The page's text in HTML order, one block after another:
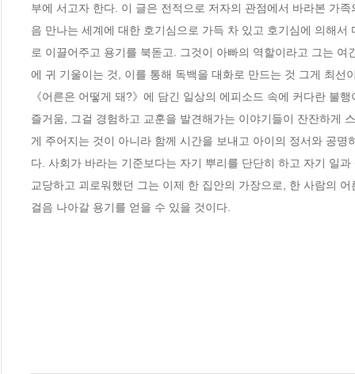
부에 서고자 한다. 이 글은 전적으로 저자의 관점에서 바라본 가
음 만나는 세계에 대한 호기심으로 가득 차 있고 호기심에 의해
로 이끌어주고 용기를 북돋고. 그것이 아빠의 역할이라고 그는
에 귀 기울이는 것, 이를 통해 독백을 대화로 만드는 것 그게 최선
《어른은 어떻게 돼?》에 담긴 일상의 에피소드 속에 커다란 불
즐거움, 그걸 경험하고 교훈을 발견해가는 이야기들이 잔잔하게
게 주어지는 것이 아니라 함께 시간을 보내고 아이의 정서와 공
다. 사회가 바라는 기준보다는 자기 뿌리를 단단히 하고 자기 일
교당하고 괴로워했던 그는 이제 한 집안의 가장으로, 한 사람의
걸음 나아갈 용기를 얻을 수 있을 것이다.